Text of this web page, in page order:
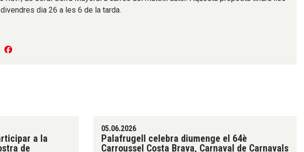
dia 26 a les 6 de la tarda.
a la
de
05.06.2026
Palafrugell celebra diumenge el 64è
Carroussel Costa Brava, Carnaval de Carnavals